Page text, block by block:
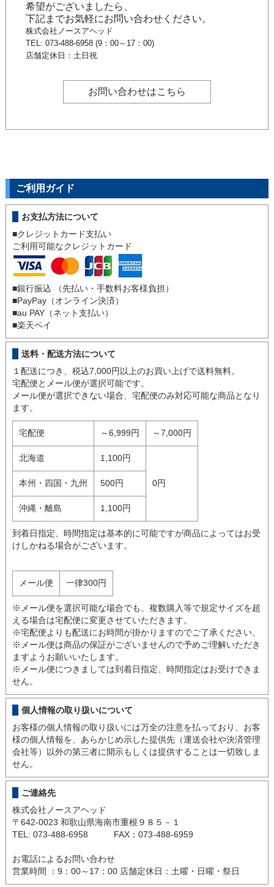
希望がございましたら、
下記までお気軽にお問い合わせください。
株式会社ノースアヘッド
TEL: 073-488-6958 (9：00～17：00)
店舗定休日：土日祝
お問い合わせはこちら
ご利用ガイド
お支払方法について
■クレジットカード支払い
ご利用可能なクレジットカード
■銀行振込 （先払い・手数料お客様負担）
■PayPay（オンライン決済）
■au PAY（ネット支払い）
■楽天ペイ
送料・配送方法について
１配送につき、税込7,000円以上のお買い上げで送料無料。
宅配便とメール便が選択可能です。
メール便が選択できない場合、宅配便のみ対応可能な商品となり
ます。
宅配便 ～6,999円 ～7,000円
北海道 1,100円
0円
本州・四国・九州 500円
沖縄・離島 1,100円
到着日指定、時間指定は基本的に可能ですが商品によってはお受
けしかねる場合がございます。
メール便 一律300円
※メール便を選択可能な場合でも、複数購入等で規定サイズを超
える場合は宅配便に変更させていただきます。
※宅配便よりも配送にお時間が掛かりますのでご了承ください。
※メール便は商品の保証がございませんので予めご理解いただき
ますようお願いいたします。
※メール便につきましては到着日指定、時間指定はお受けできま
せん。
個人情報の取り扱いについて
お客様の個人情報の取り扱いには万全の注意を払っており、お客
様の個人情報を、あらかじめ示した提供先（運送会社や決済管理
会社等）以外の第三者に開示もしくは提供することは一切致しま
せん。
ご連絡先
株式会社ノースアヘッド
〒642-0023 和歌山県海南市重根９８５－１
TEL: 073-488-6958 FAX：073-488-6959
お電話によるお問い合わせ
営業時間 ：9：00～17：00 店舗定休日：土曜・日曜・祭日